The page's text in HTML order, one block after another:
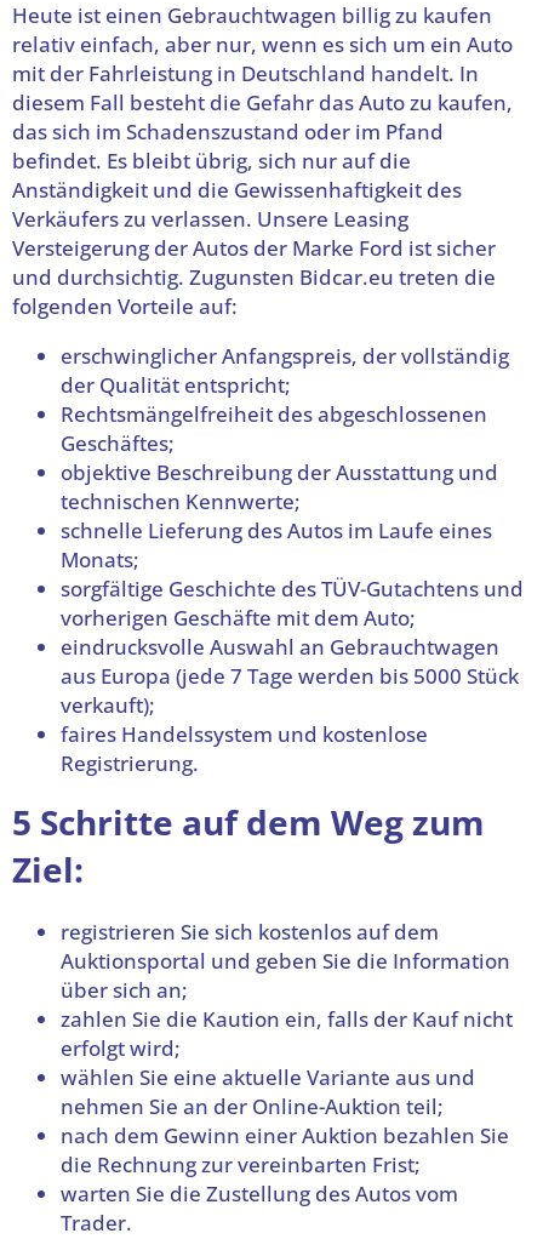
Heute ist einen Gebrauchtwagen billig zu kaufen
relativ einfach, aber nur, wenn es sich um ein Auto
mit der Fahrleistung in Deutschland handelt. In
diesem Fall besteht die Gefahr das Auto zu kaufen,
das sich im Schadenszustand oder im Pfand
befindet. Es bleibt übrig, sich nur auf die
Anständigkeit und die Gewissenhaftigkeit des
Verkäufers zu verlassen. Unsere Leasing
Versteigerung der Autos der Marke Ford ist sicher
und durchsichtig. Zugunsten Bidcar.eu treten die
folgenden Vorteile auf:
erschwinglicher Anfangspreis, der vollständig
der Qualität entspricht;
Rechtsmängelfreiheit des abgeschlossenen
Geschäftes;
objektive Beschreibung der Ausstattung und
technischen Kennwerte;
schnelle Lieferung des Autos im Laufe eines
Monats;
sorgfältige Geschichte des TÜV-Gutachtens und
vorherigen Geschäfte mit dem Auto;
eindrucksvolle Auswahl an Gebrauchtwagen
aus Europa (jede 7 Tage werden bis 5000 Stück
verkauft);
faires Handelssystem und kostenlose
Registrierung.
5 Schritte auf dem Weg zum
Ziel:
registrieren Sie sich kostenlos auf dem
Auktionsportal und geben Sie die Information
über sich an;
zahlen Sie die Kaution ein, falls der Kauf nicht
erfolgt wird;
wählen Sie eine aktuelle Variante aus und
nehmen Sie an der Online-Auktion teil;
nach dem Gewinn einer Auktion bezahlen Sie
die Rechnung zur vereinbarten Frist;
warten Sie die Zustellung des Autos vom
Trader.